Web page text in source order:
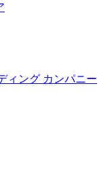
ィング カンパニー